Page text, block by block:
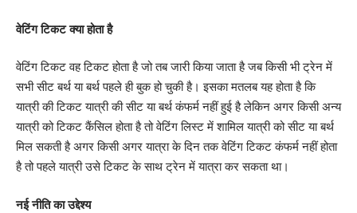
वेटिंग टिकट क्या होता है
वेटिंग टिकट वह टिकट होता है जो तब जारी किया जाता है जब किसी भी ट्रेन में
सभी सीट बर्थ या बर्थ पहले ही बुक हो चुकी है। इसका मतलब यह होता है कि
यात्री की टिकट यात्री की सीट या बर्थ कंफर्म नहीं हुई है लेकिन अगर किसी अन्य
यात्री को टिकट कैंसिल होता है तो वेटिंग लिस्ट में शामिल यात्री को सीट या बर्थ
मिल सकती है अगर किसी अगर यात्रा के दिन तक वेटिंग टिकट कंफर्म नहीं होता
है तो पहले यात्री उसे टिकट के साथ ट्रेन में यात्रा कर सकता था।
नई नीति का उद्देश्य